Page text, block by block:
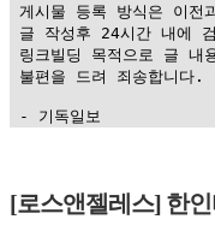
게시물 등록 방식은 이전
글 작성후 24시간 내에
링크빌딩 목적으로 글 내
불편을 드려 죄송합니다.
- 기독일보
만
[로스앤젤레스] 한